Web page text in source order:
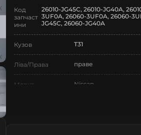
Код
запчаст
ини
26010-JG45C, 26010-JG40A,
3UF0A, 26060-3UF0A, 26060-
JG45C, 26060-JG40A
Кузов T31
Ліва/Права праве
Марка Nissan